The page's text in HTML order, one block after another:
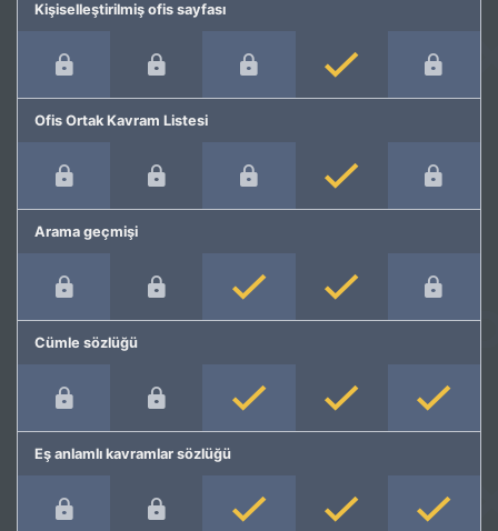
Kişiselleştirilmiş ofis sayfası
Ofis Ortak Kavram Listesi
Arama geçmişi
Cümle sözlüğü
Eş anlamlı kavramlar sözlüğü